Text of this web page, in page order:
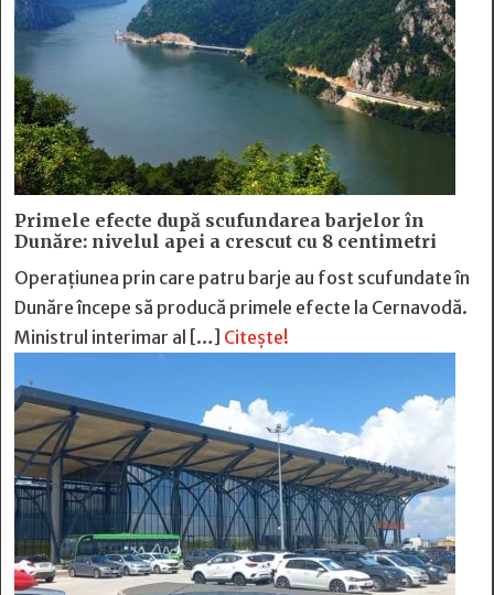
Primele efecte după scufundarea barjelor în
Dunăre: nivelul apei a crescut cu 8 centimetri
Operațiunea prin care patru barje au fost scufundate în
Dunăre începe să producă primele efecte la Cernavodă.
Ministrul interimar al […] Citește!